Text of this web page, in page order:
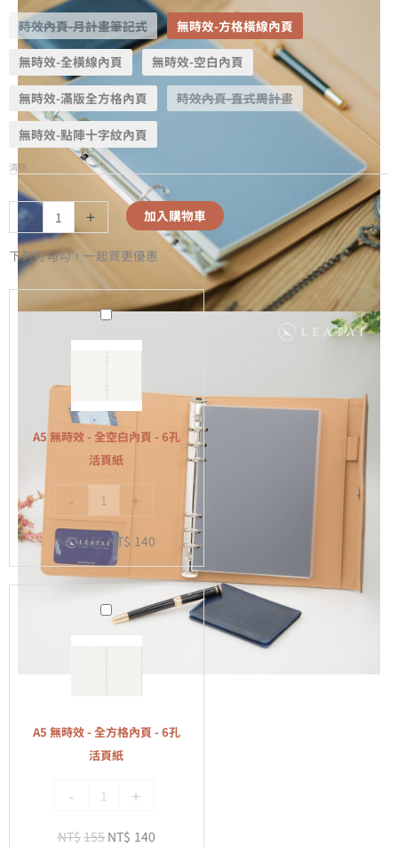
時效內頁-月計畫筆記式 無時效-方格橫線內頁
無時效-全橫線內頁 無時效-空白內頁
無時效-滿版全方格內頁 時效內頁-直式周計畫
無時效-點陣十字紋內頁
清除
- + 加入購物車
下列打勾勾，一起買更優惠
A5
無
時
-
全
空
內
-
6
孔
活
A5 無時效 - 全空白內頁 - 6孔
活頁紙
- +
NT$ 155NT$ 140
A5
全
方
內
-
A5 無時效 - 全方格內頁 - 6孔
活頁紙
- +
NT$155 NT$ 140